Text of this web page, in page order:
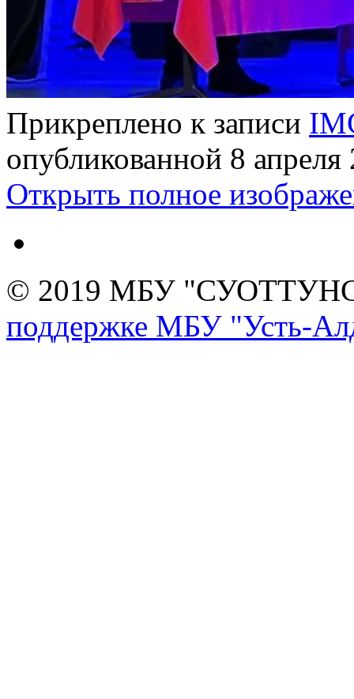
Прикреплено к записи
опубликованной 8 апреля
Открыть полное
© 2019 МБУ
поддержке МБУ "Усть-